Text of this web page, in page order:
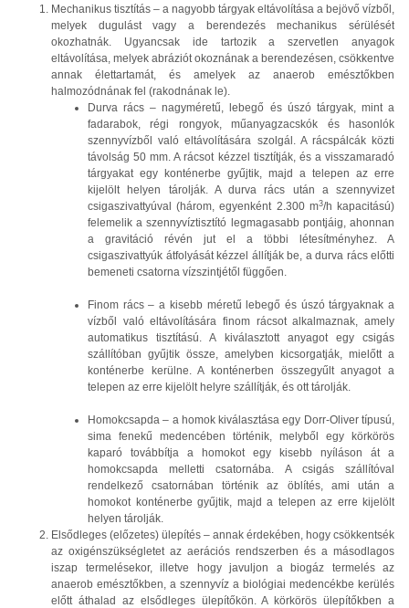
Mechanikus tisztítás – a nagyobb tárgyak eltávolítása a bejövő vízből,
melyek dugulást vagy a berendezés mechanikus sérülését
okozhatnák. Ugyancsak ide tartozik a szervetlen anyagok
eltávolítása, melyek abráziót okoznának a berendezésen, csökkentve
annak élettartamát, és amelyek az anaerob emésztőkben
halmozódnának fel (rakodnának le).
Durva rács – nagyméretű, lebegő és úszó tárgyak, mint a
fadarabok, régi rongyok, műanyagzacskók és hasonlók
szennyvízből való eltávolítására szolgál. A rácspálcák közti
távolság 50 mm. A rácsot kézzel tisztítják, és a visszamaradó
tárgyakat egy konténerbe gyűjtik, majd a telepen az erre
kijelölt helyen tárolják. A durva rács után a szennyvizet
csigaszivattyúval (három, egyenként 2.300 m3/h kapacitású)
felemelik a szennyvíztisztító legmagasabb pontjáig, ahonnan
a gravitáció révén jut el a többi létesítményhez. A
csigaszivattyúk átfolyását kézzel állítják be, a durva rács előtti
bemeneti csatorna vízszintjétől függően.
Finom rács – a kisebb méretű lebegő és úszó tárgyaknak a
vízből való eltávolítására finom rácsot alkalmaznak, amely
automatikus tisztítású. A kiválasztott anyagot egy csigás
szállítóban gyűjtik össze, amelyben kicsorgatják, mielőtt a
konténerbe kerülne. A konténerben összegyűlt anyagot a
telepen az erre kijelölt helyre szállítják, és ott tárolják.
Homokcsapda – a homok kiválasztása egy Dorr-Oliver típusú,
sima fenekű medencében történik, melyből egy körkörös
kaparó továbbítja a homokot egy kisebb nyíláson át a
homokcsapda melletti csatornába. A csigás szállítóval
rendelkező csatornában történik az öblítés, ami után a
homokot konténerbe gyűjtik, majd a telepen az erre kijelölt
helyen tárolják.
Elsődleges (előzetes) ülepítés – annak érdekében, hogy csökkentsék
az oxigénszükségletet az aerációs rendszerben és a másodlagos
iszap termelésekor, illetve hogy javuljon a biogáz termelés az
anaerob emésztőkben, a szennyvíz a biológiai medencékbe kerülés
előtt áthalad az elsődleges ülepítőkön. A körkörös ülepítőkben a